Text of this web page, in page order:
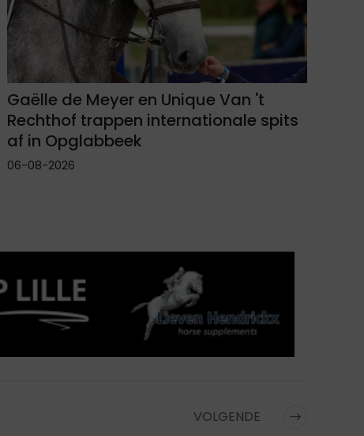
Gaëlle de Meyer en Unique Van 't
Rechthof trappen internationale spits
af in Opglabbeek
06-08-2026
VOLGENDE